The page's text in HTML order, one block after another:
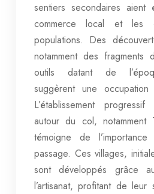
sentiers secondaires
commerce local et les
populations. Des
notamment des
outils datant de
suggèrent une occupation
L’établissement
autour du col, notamment
témoigne de
passage. Ces villages,
sont développés grâce
l’artisanat, profitant de leur